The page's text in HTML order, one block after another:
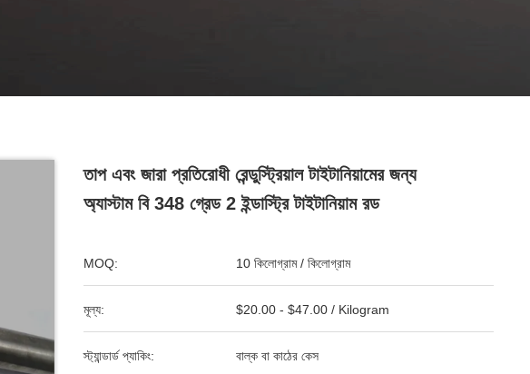
তাপ এবং জারা প্রতিরোধী রেন্ডুস্ট্রিয়াল টাইটানিয়ামের জন্য
অ্যাস্টাম বি 348 গ্রেড 2 ইন্ডাস্ট্রি টাইটানিয়াম রড
MOQ: 10 কিলোগ্রাম / কিলোগ্রাম
মূল্য: $20.00 - $47.00 / Kilogram
স্ট্যান্ডার্ড প্যাকিং: বাল্ক বা কাঠের কেস